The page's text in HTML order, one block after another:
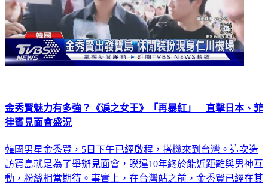
金秀賢魅力有多強？《淚之女王》「再暴紅」 直擊日本、菲
律賓見面會盛況
韓國男星金秀賢，5日下午已經啟程，搭機來到台灣。這次造
訪寶島就是為了舉辦見面會，睽違10年終於能近距離與男神互
動，粉絲相當期待。事實上，在台灣站之前，金秀賢已經在其